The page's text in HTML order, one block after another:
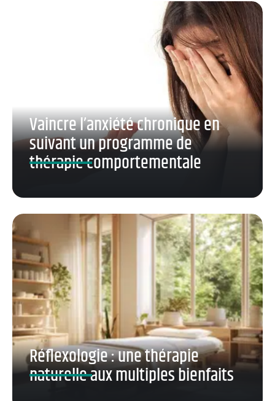
Vaincre l’anxiété chronique en
suivant un programme de
thérapie comportementale
Réflexologie : une thérapie
naturelle aux multiples bienfaits